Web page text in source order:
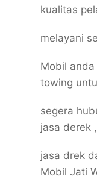
kualitas
melayani
Mobil
towing
segera
jasa derek
jasa drek
Mobil Jati